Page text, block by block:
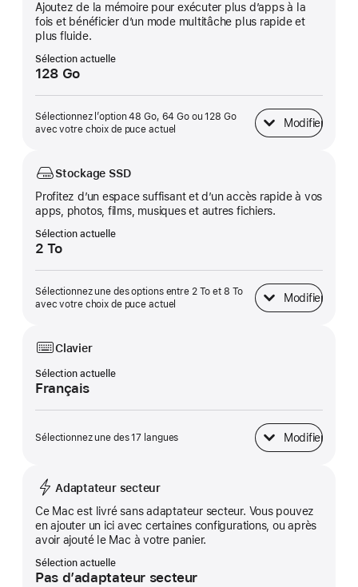
Ajoutez de la mémoire pour exécuter plus d’apps à la
fois et bénéficier d’un mode multitâche plus rapide et
plus fluide.
Sélection actuelle
128 Go
Sélectionnez l’option 48 Go, 64 Go ou 128 Go
avec votre choix de puce actuel
Modifier
Mémoire unifiée
Stockage SSD
Profitez d’un espace suffisant et d’un accès rapide à vos
apps, photos, films, musiques et autres fichiers.
Sélection actuelle
2 To
Sélectionnez une des options entre 2 To et 8 To
avec votre choix de puce actuel
Modifier
Stockage SSD
Clavier
Sélection actuelle
Français
Sélectionnez une des 17 langues Modifier
Clavier
Adaptateur secteur
Ce Mac est livré sans adaptateur secteur. Vous pouvez
en ajouter un ici avec certaines configurations, ou après
avoir ajouté le Mac à votre panier.
Sélection actuelle
Pas d’adaptateur secteur